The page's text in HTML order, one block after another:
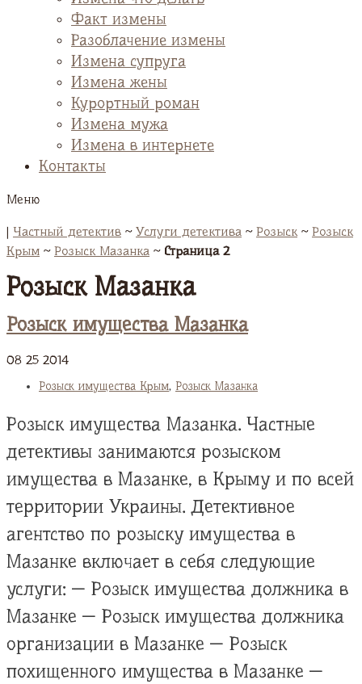
Факт измены
Разоблачение измены
Измена супруга
Измена жены
Курортный роман
Измена мужа
Измена в интернете
Контакты
Меню
| Частный детектив ~ Услуги детектива ~ Розыск~ Розыск
Крым ~ Розыск Мазанка ~ Страница 2
Розыск Мазанка
Розыск имущества Мазанка
08 25 2014
Розыск имущества Крым, Розыск Мазанка
Розыск имущества Мазанка. Частные
детективы занимаются розыском
имущества в Мазанке, в Крыму и по всей
территории Украины. Детективное
агентство по розыску имущества в
Мазанке включает в себя следующие
услуги: — Розыск имущества должника в
Мазанке — Розыск имущества должника
организации в Мазанке — Розыск
похищенного имущества в Мазанке —